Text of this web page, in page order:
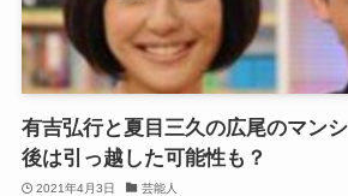
有吉弘行と夏目三久の広尾のマン
後は引っ越した可能性も？
2021年4月3日 芸能人